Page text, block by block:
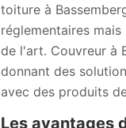
toiture à
réglementaires
de l'art. Couvreur à
donnant des
avec des produits
Les avantages